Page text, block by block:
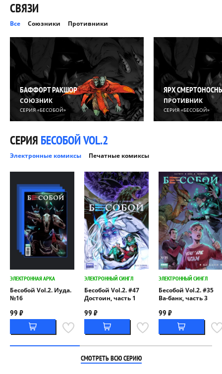
СВЯЗИ
Все Союзники Противники
БАФФОРТ РАКШОР
СОЮЗНИК
СЕРИЯ «БЕСОБОЙ»
ЯРХ
ПРОТИВНИК
СЕРИЯ «БЕСОБОЙ»
СЕРИЯ БЕСОБОЙ VOL.2
Электронные комиксы Печатные комиксы
ЭЛЕКТРОННАЯ АРКА
Бесобой Vol.2. Иуда.
№16
99 ₽
ЭЛЕКТРОННЫЙ СИНГЛ
Бесобой Vol.2. #47
Достоин, часть 1
99 ₽
ЭЛЕКТРОННЫЙ СИНГЛ
Бесобой Vol.2. #35
Ва-банк, часть 3
99 ₽
СМОТРЕТЬ ВСЮ СЕРИЮ